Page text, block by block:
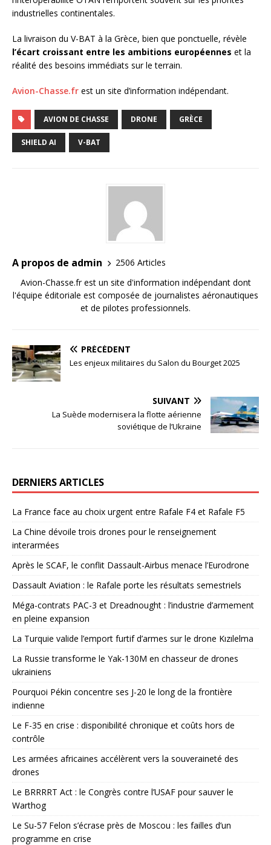
industrielles continentales.
La livraison du V-BAT à la Grèce, bien que ponctuelle, révèle
l’écart croissant entre les ambitions européennes et la
réalité des besoins immédiats sur le terrain.
Avion-Chasse.fr est un site d’information indépendant.
AVION DE CHASSE DRONE GRÈCE
SHIELD AI V-BAT
A propos de admin
2506 Articles
Avion-Chasse.fr est un site d'information indépendant dont
l'équipe éditoriale est composée de journalistes aéronautiques
et de pilotes professionnels.
PRÉCÉDENT
Les enjeux militaires du Salon du Bourget 2025
SUIVANT
La Suède modernisera la flotte aérienne
soviétique de l’Ukraine
DERNIERS ARTICLES
La France face au choix urgent entre Rafale F4 et Rafale F5
La Chine dévoile trois drones pour le renseignement
interarmées
Après le SCAF, le conflit Dassault-Airbus menace l’Eurodrone
Dassault Aviation : le Rafale porte les résultats semestriels
Méga-contrats PAC-3 et Dreadnought : l’industrie d’armement
en pleine expansion
La Turquie valide l’emport furtif d’armes sur le drone Kızılelma
La Russie transforme le Yak-130M en chasseur de drones
ukrainiens
Pourquoi Pékin concentre ses J-20 le long de la frontière
indienne
Le F-35 en crise : disponibilité chronique et coûts hors de
contrôle
Les armées africaines accélèrent vers la souveraineté des
drones
Le BRRRRT Act : le Congrès contre l’USAF pour sauver le
Warthog
Le Su-57 Felon s’écrase près de Moscou : les failles d’un
programme en crise